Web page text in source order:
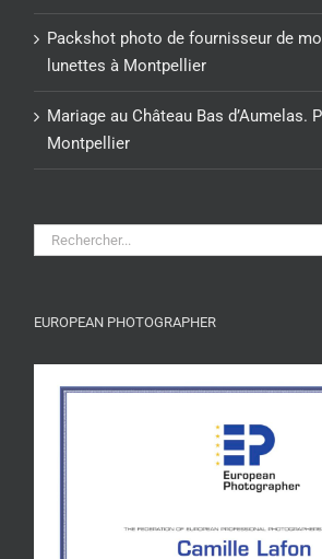
Packshot photo de fournisseur de
lunettes à Montpellier
Mariage au Château Bas d’Aumelas.
Montpellier
Rechercher:
EUROPEAN PHOTOGRAPHER